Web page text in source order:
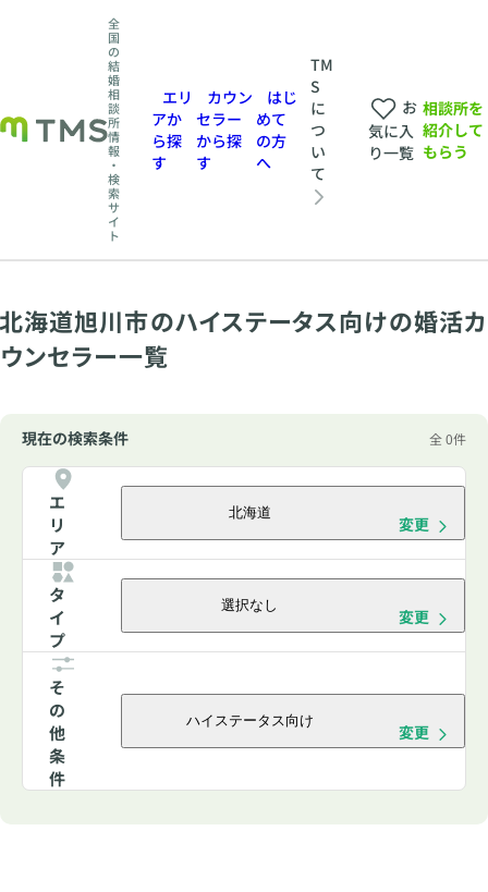
全
国
の
結
婚
相
談
所
情
報
・
検
索
サ
イ
ト
エリ
アか
ら探
す
カウン
セラー
から探
す
はじ
めて
の方
へ
TM
S
に
つ
い
て
お
気に入
り一覧
相談所を
紹介して
もらう
海道旭川市のハイステータス向けの婚活カ
ウンセラー一覧
現在の検索条件 全 0件
エ
リ
ア
北海道
変更
タ
イ
プ
選択なし
変更
そ
の
他
条
件
ハイステータス向け
変更